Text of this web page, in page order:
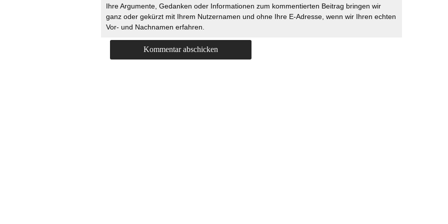
Ihre Argumente, Gedanken oder Informationen zum kommentierten Beitrag bringen wir
ganz oder gekürzt mit Ihrem Nutzernamen und ohne Ihre E-Adresse, wenn wir Ihren echten
Vor- und Nachnamen erfahren.